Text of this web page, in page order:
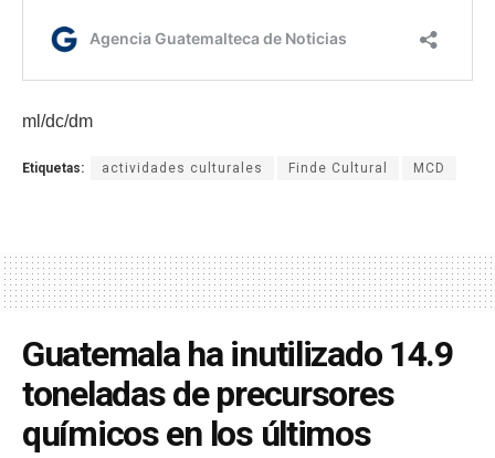
ml/dc/dm
Etiquetas: actividades culturales Finde Cultural MCD
Guatemala ha inutilizado 14.9
toneladas de precursores
químicos en los últimos